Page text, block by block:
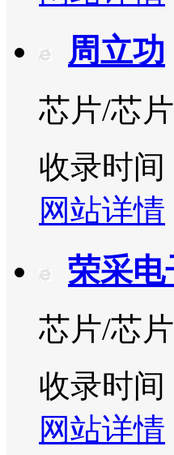
周立功
芯片/芯
收录时间
网站详情
荣采电
芯片/芯
收录时间
网站详情